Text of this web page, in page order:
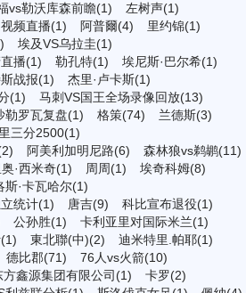
vs勒沃库森前瞻(1)
左树声(1)
频直播(1)
阿普爾(4)
里约锦(1)
埃及VS乌拉圭(1)
播(1)
勒孔特(1)
埃尼斯·巴尔希(1)
战报(1)
杰里·卢卡斯(1)
(1)
马刺VS国王全场录像回放(13)
勒罗瓦复盘(1) 格策(74)
兰德斯(3)
三分2500(1)
阿美利加明尼路(6)
森林狼vs鹈鹕(11)
·西米奇(1) 周周(1)
埃奇科姆(8)
斯·卡瓦哈尔(1)
统计(1)
唐吉(9)
科比宣布退役(1)
公孙胜(1)
卡利亚里对国际米兰(1)
東北聯(中)(2)
迪米特里.帕耶(1)
德比郡(71)
76人vs火箭(10)
方鑫源集团有限公司(1)
卡罗(2)